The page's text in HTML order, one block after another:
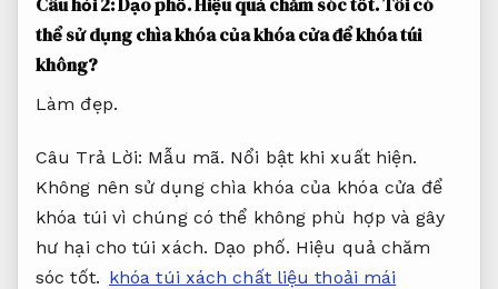
thể sử dụng chìa khóa của khóa cửa để khóa túi
không?
Làm đẹp.
Câu Trả Lời: Mẫu mã. Nổi bật khi xuất hiện.
Không nên sử dụng chìa khóa của khóa cửa để
khóa túi vì chúng có thể không phù hợp và gây
hư hại cho túi xách. Dạo phố. Hiệu quả chăm
sóc tốt. khóa túi xách chất liệu thoải mái